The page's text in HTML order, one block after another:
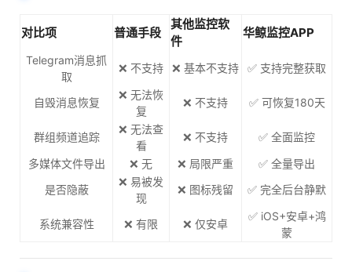
对比项 普通手段
其他监控软
件
华鲸监控APP
Telegram消息抓
取
❌ 不支持 ❌ 基本不支持 ✅ 支持完整获取
自毁消息恢复
❌ 无法恢
复
❌ 不支持 ✅ 可恢复180天
群组频道追踪
❌ 无法查
看
❌ 不支持
✅ 全面监控
多媒体文件导出
❌ 无 ❌ 局限严重
✅ 全量导出
是否隐蔽
❌ 易被发
现
❌ 图标残留 ✅ 完全后台静默
系统兼容性 ❌ 有限 ❌ 仅安卓
✅ iOS+安卓+鸿
蒙